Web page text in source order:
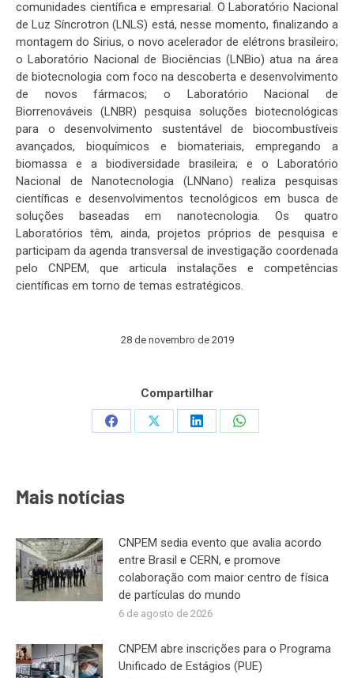
comunidades científica e empresarial. O Laboratório Nacional
de Luz Síncrotron (LNLS) está, nesse momento, finalizando a
montagem do Sirius, o novo acelerador de elétrons brasileiro;
o Laboratório Nacional de Biociências (LNBio) atua na área
de biotecnologia com foco na descoberta e desenvolvimento
de novos fármacos; o Laboratório Nacional de
Biorrenováveis (LNBR) pesquisa soluções biotecnológicas
para o desenvolvimento sustentável de biocombustíveis
avançados, bioquímicos e biomateriais, empregando a
biomassa e a biodiversidade brasileira; e o Laboratório
Nacional de Nanotecnologia (LNNano) realiza pesquisas
científicas e desenvolvimentos tecnológicos em busca de
soluções baseadas em nanotecnologia. Os quatro
Laboratórios têm, ainda, projetos próprios de pesquisa e
participam da agenda transversal de investigação coordenada
pelo CNPEM, que articula instalações e competências
científicas em torno de temas estratégicos.
28 de novembro de 2019
Compartilhar
Share
Share
Share
Share
Mais notícias
CNPEM sedia evento que avalia acordo
entre Brasil e CERN, e promove
colaboração com maior centro de física
de partículas do mundo
6 de agosto de 2026
CNPEM abre inscrições para o Programa
Unificado de Estágios (PUE)